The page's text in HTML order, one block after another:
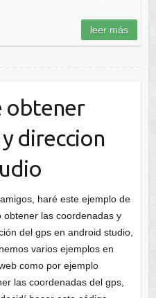
leer más
obtener
direccion
haré este ejemplo de
obtener las coordenadas y
del gps en android studio,
varios ejemplos en
como por ejemplo
las coordenadas del gps,